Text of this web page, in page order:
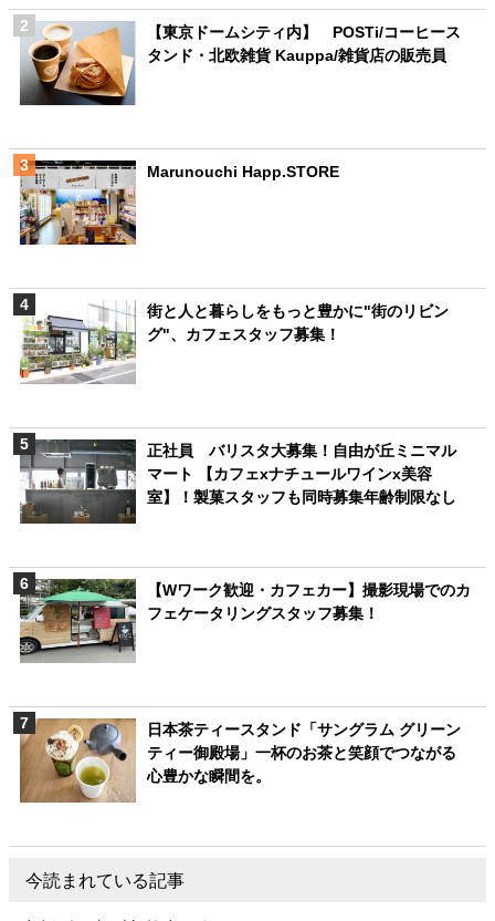
【東京ドームシティ内】 POSTi/コーヒース
タンド・北欧雑貨 Kauppa/雑貨店の販売員
Marunouchi Happ.STORE
街と人と暮らしをもっと豊かに"街のリビン
グ"、カフェスタッフ募集！
正社員 バリスタ大募集！自由が丘ミニマル
マート 【カフェxナチュールワインx美容
室】！製菓スタッフも同時募集年齢制限なし
【Wワーク歓迎・カフェカー】撮影現場でのカ
フェケータリングスタッフ募集！
日本茶ティースタンド「サングラム グリーン
ティー御殿場」一杯のお茶と笑顔でつながる
心豊かな瞬間を。
今読まれている記事